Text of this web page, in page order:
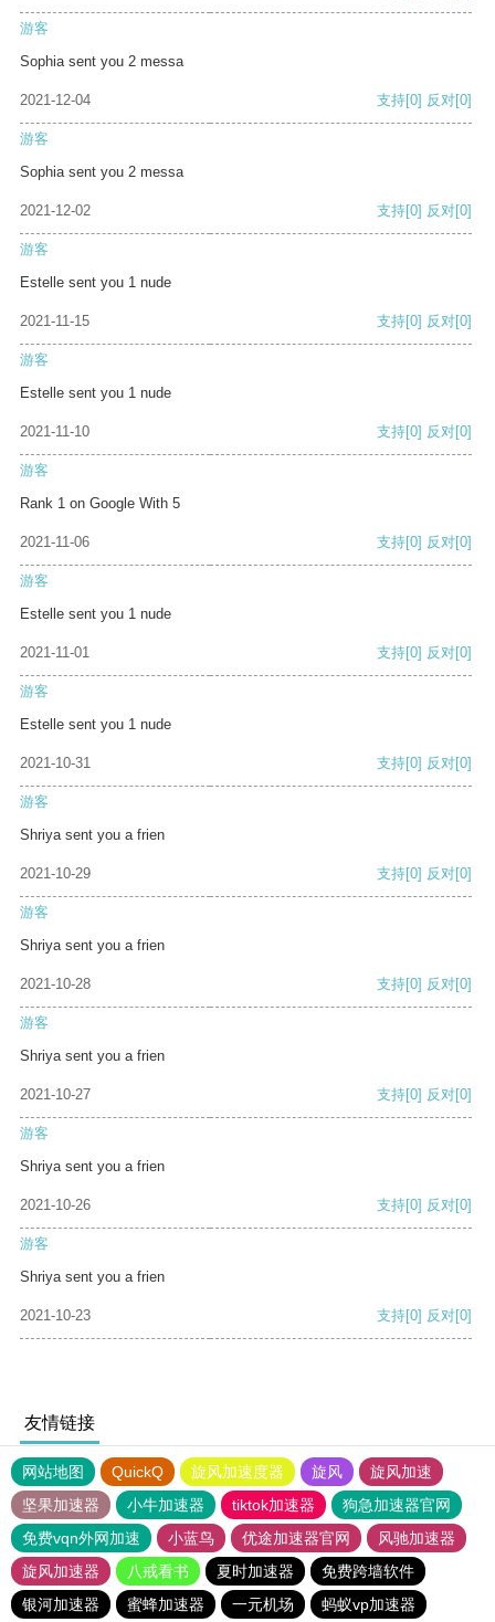
游客
Sophia sent you 2 messa
2021-12-04 支持[0] 反对[0]
游客
Sophia sent you 2 messa
2021-12-02 支持[0] 反对[0]
游客
Estelle sent you 1 nude
2021-11-15 支持[0] 反对[0]
游客
Estelle sent you 1 nude
2021-11-10 支持[0] 反对[0]
游客
Rank 1 on Google With 5
2021-11-06 支持[0] 反对[0]
游客
Estelle sent you 1 nude
2021-11-01 支持[0] 反对[0]
游客
Estelle sent you 1 nude
2021-10-31 支持[0] 反对[0]
游客
Shriya sent you a frien
2021-10-29 支持[0] 反对[0]
游客
Shriya sent you a frien
2021-10-28 支持[0] 反对[0]
游客
Shriya sent you a frien
2021-10-27 支持[0] 反对[0]
游客
Shriya sent you a frien
2021-10-26 支持[0] 反对[0]
游客
Shriya sent you a frien
2021-10-23 支持[0] 反对[0]
友情链接
网站地图 QuickQ 旋风加速度器 旋风
旋风加速
坚果加速器
小牛加速器 tiktok加速器
狗急加速器官网
免费vqn外网加速
小蓝鸟 优途加速器官网
风驰加速器
旋风加速器
八戒看书 夏时加速器
免费跨墙软件
银河加速器
蜜蜂加速器 一元机场 蚂蚁vp加速器